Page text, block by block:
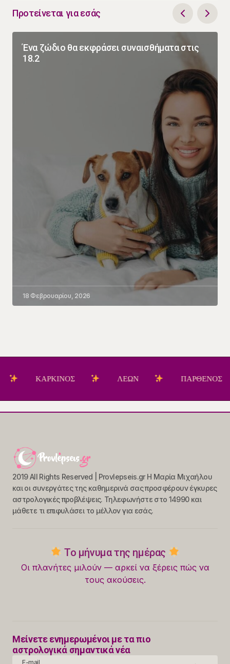
Προτείνεται για εσάς
Ένα ζώδιο θα εκφράσει συναισθήματα στις
18.2
18 Φεβρουαρίου, 2026
ΚΑΡΚΙΝΟΣ ΛΕΩΝ ΠΑΡΘΕΝΟΣ
2019 All Rights Reserved | Provlepseis.gr Η Μαρία Μιχαήλου
και οι συνεργάτες της καθημερινά σας προσφέρουν έγκυρες
αστρολογικές προβλέψεις. Τηλεφωνήστε στο 14990 και
μάθετε τι επιφυλάσει το μέλλον για εσάς.
Το μήνυμα της ημέρας
Οι πλανήτες μιλούν — αρκεί να ξέρεις πώς να
τους ακούσεις.
Μείνετε ενημερωμένοι με τα πιο
αστρολογικά σημαντικά νέα
E-mail